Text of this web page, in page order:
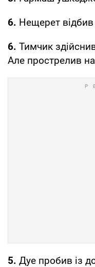
6. Нещерет відбив
6. Тимчик
Але прострелив
5. Дуе пробив із